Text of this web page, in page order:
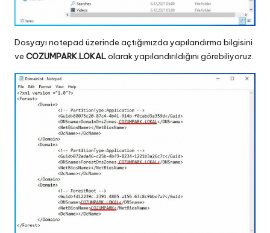
Dosyayı notepad üzerinde açtığımızda yapılandırma bilgisini
ve COZUMPARK.LOKALolarak yapılandırıldığını görebiliyoruz.